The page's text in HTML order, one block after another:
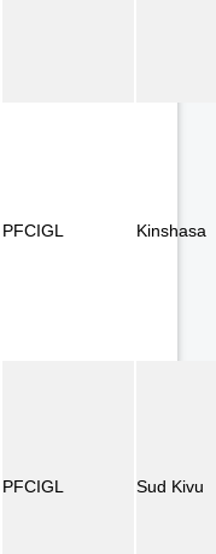
PFCIGL Kinshasa
PFCIGL Sud Kivu